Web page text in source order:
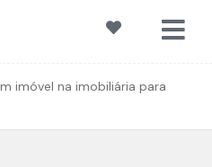
imóvel na imobiliária para